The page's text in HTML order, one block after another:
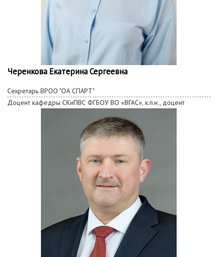
Черенкова Екатерина Сергеевна
Секретарь ВРОО "ОА СПАРТ"
Доцент кафедры СКиПВС ФГБОУ ВО «ВГАС», к.п.н., доцент